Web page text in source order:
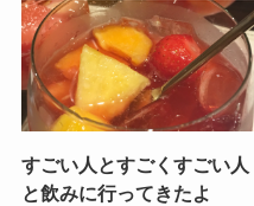
すごい人とすごくすごい人
と飲みに行ってきたよ